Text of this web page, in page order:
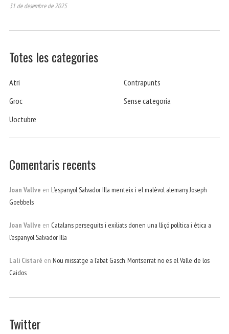
31 de desembre de 2025
Totes les categories
Atri
Contrapunts
Groc
Sense categoria
Uoctubre
Comentaris recents
Joan Vallve en L’espanyol Salvador Illa menteix i el malèvol alemany Joseph
Goebbels
Joan Vallve en Catalans perseguits i exiliats donen una lliçó política i ètica a
l’espanyol Salvador Illa
Lali Cistaré en Nou missatge a l’abat Gasch. Montserrat no es el Valle de los
Caidos
Twitter